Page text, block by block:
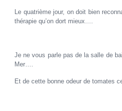
Le quatrième jour, on doit bien
thérapie qu’on dort mieux….
Je ne vous parle pas de la salle de
Mer….
Et de cette bonne odeur de tomates